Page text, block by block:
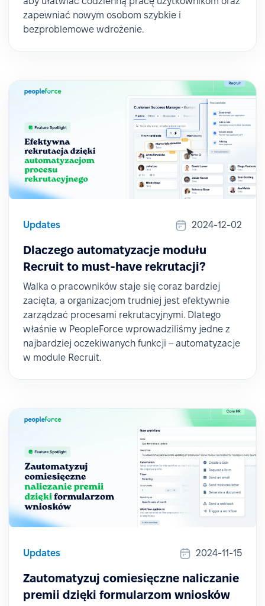
zapewniać nowym osobom szybkie i
bezproblemowe wdrożenie.
Updates 2024-12-02
Dlaczego automatyzacje modułu
Recruit to must-have rekrutacji?
Walka o pracowników staje się coraz bardziej
zacięta, a organizacjom trudniej jest efektywnie
zarządzać procesami rekrutacyjnymi. Dlatego
właśnie w PeopleForce wprowadziliśmy jedne z
najbardziej oczekiwanych funkcji – automatyzacje
w module Recruit.
Updates 2024-11-15
Zautomatyzuj comiesięczne naliczanie
premii dzięki formularzom wniosków